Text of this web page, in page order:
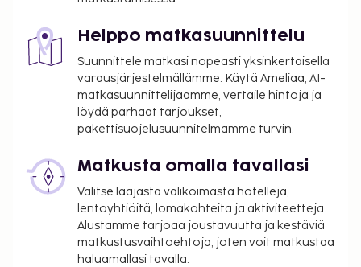
Helppo matkasuunnittelu
Suunnittele matkasi nopeasti yksinkertaisella
varausjärjestelmällämme. Käytä Ameliaa, AI-
matkasuunnittelijaamme, vertaile hintoja ja
löydä parhaat tarjoukset,
pakettisuojelusuunnitelmamme turvin.
Matkusta omalla tavallasi
Valitse laajasta valikoimasta hotelleja,
lentoyhtiöitä, lomakohteita ja aktiviteetteja.
Alustamme tarjoaa joustavuutta ja kestäviä
matkustusvaihtoehtoja, joten voit matkustaa
haluamallasi tavalla.